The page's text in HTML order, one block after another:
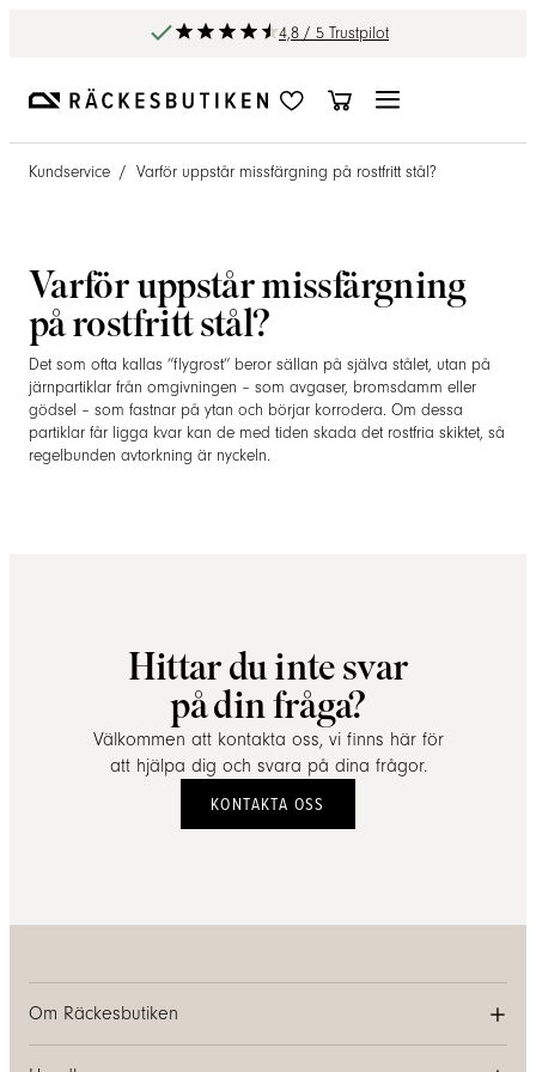
4,8 / 5 Trustpilot
Kundservice / Varför uppstår missfärgning på rostfritt stål?
Varför uppstår missfärgning
på rostfritt stål?
Det som ofta kallas ”flygrost” beror sällan på själva stålet, utan på
järnpartiklar från omgivningen – som avgaser, bromsdamm eller
gödsel – som fastnar på ytan och börjar korrodera. Om dessa
partiklar får ligga kvar kan de med tiden skada det rostfria skiktet, så
regelbunden avtorkning är nyckeln.
Hittar du inte svar
på din fråga?
Välkommen att kontakta oss, vi finns här för
att hjälpa dig och svara på dina frågor.
KONTAKTA OSS
Om Räckesbutiken